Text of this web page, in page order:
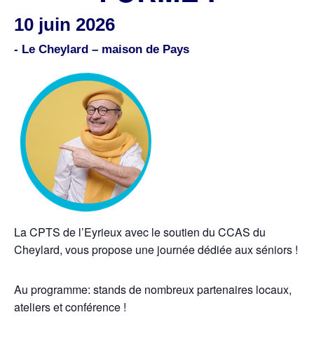
10 juin 2026
- Le Cheylard – maison de Pays
La CPTS de l’Eyrieux avec le soutien du CCAS du
Cheylard, vous propose une journée dédiée aux séniors !
Au programme: stands de nombreux partenaires locaux,
ateliers et conférence !